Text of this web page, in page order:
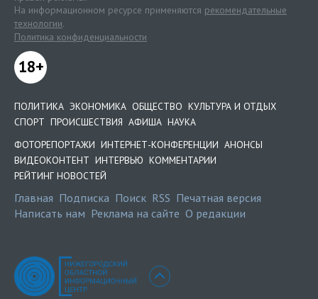
На информационном ресурсе применяются рекомендательные
технологии.
Политика конфиденциальности
18+
ПОЛИТИКА ЭКОНОМИКА ОБЩЕСТВО КУЛЬТУРА И ОТДЫХ
СПОРТ ПРОИСШЕСТВИЯ АФИША НАУКА
ФОТОРЕПОРТАЖИ ИНТЕРНЕТ-КОНФЕРЕНЦИИ АНОНСЫ
ВИДЕОКОНТЕНТ ИНТЕРВЬЮ КОММЕНТАРИИ
РЕЙТИНГ НОВОСТЕЙ
Главная Подписка Поиск RSS Печатная версия
Написать нам Реклама на сайте О редакции